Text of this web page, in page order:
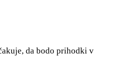
da bodo prihodki v